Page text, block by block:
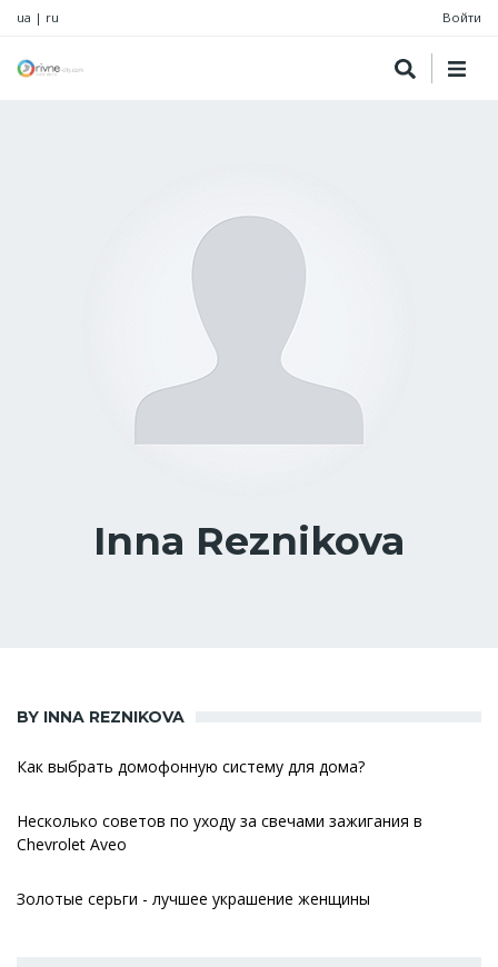
ua | ru Войти
Inna Reznikova
BY INNA REZNIKOVA
Как выбрать домофонную систему для дома?
Несколько советов по уходу за свечами зажигания в
Chevrolet Aveo
Золотые серьги - лучшее украшение женщины